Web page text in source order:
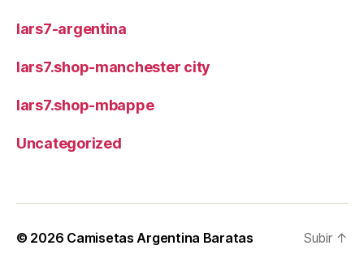
lars7-argentina
lars7.shop-manchester city
lars7.shop-mbappe
Uncategorized
© 2026 Camisetas Argentina Baratas Subir ↑